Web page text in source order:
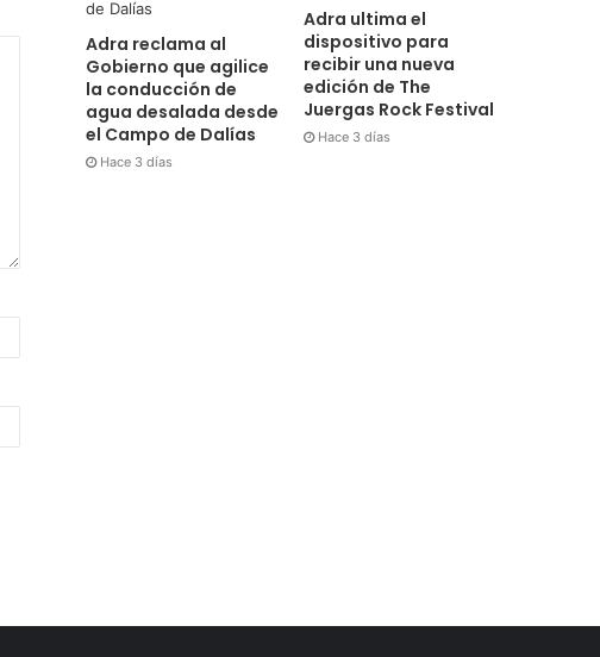
Adra reclama al
Gobierno que agilice
la conducción de
agua desalada desde
el Campo de Dalías
Hace 3 días
Adra ultima el
dispositivo para
recibir una nueva
edición de The
Juergas Rock Festival
Hace 3 días